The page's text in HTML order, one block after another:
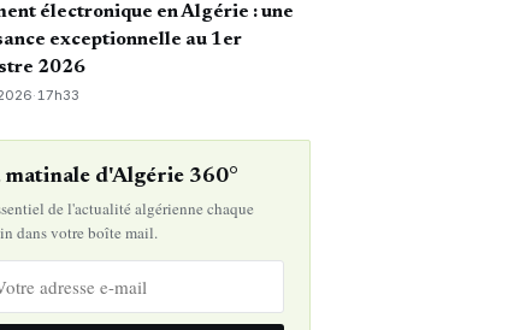
électronique en Algérie : une
exceptionnelle au 1er
2026
· 17h33
matinale d'Algérie 360°
de l'actualité algérienne chaque
dans votre boîte mail.